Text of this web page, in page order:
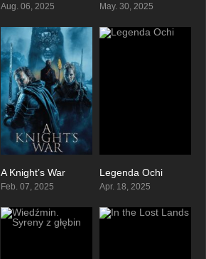
Aug. 06, 2025 May. 30, 2025
A Knight’s War
Feb. 07, 2025
Legenda Ochi
Apr. 18, 2025